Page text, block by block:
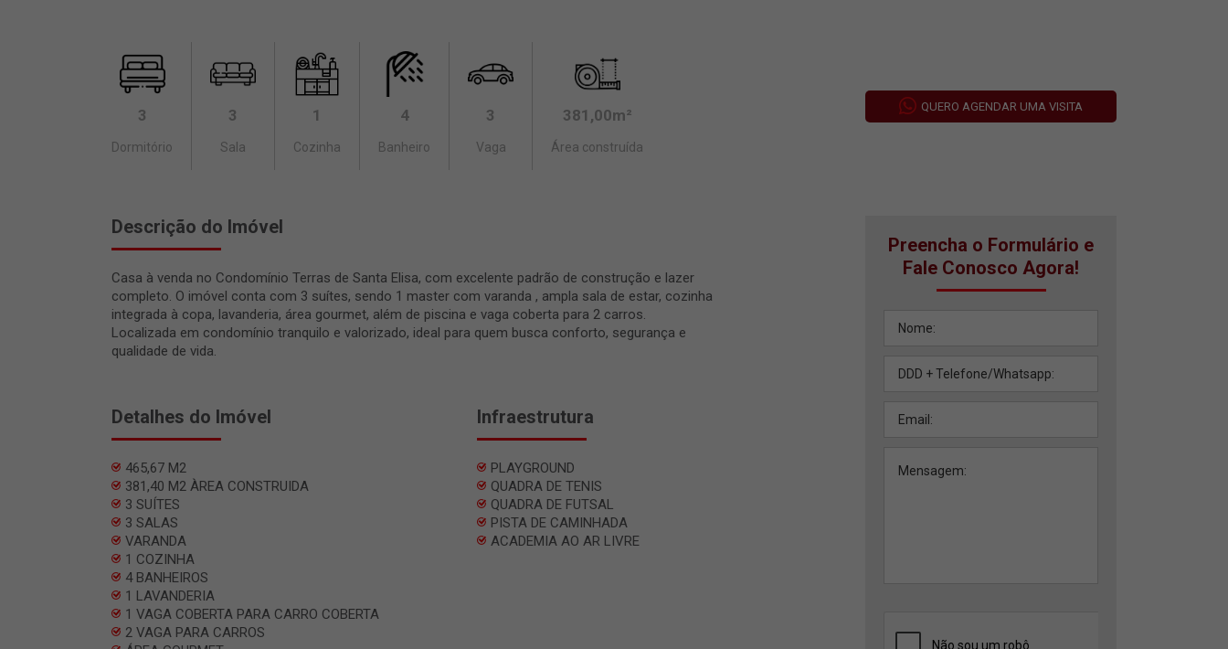
3
Dormitório
3
Sala
1
Cozinha
4
Banheiro
3
Vaga
381,00m²
Área construída
QUERO AGENDAR UMA VISITA
Descrição do Imóvel
Casa à venda no Condomínio Terras de Santa Elisa, com excelente padrão de construção e lazer
completo. O imóvel conta com 3 suítes, sendo 1 master com varanda , ampla sala de estar, cozinha
integrada à copa, lavanderia, área gourmet, além de piscina e vaga coberta para 2 carros.
Localizada em condomínio tranquilo e valorizado, ideal para quem busca conforto, segurança e
qualidade de vida.
Detalhes do Imóvel
465,67 M2
381,40 M2 ÀREA CONSTRUIDA
3 SUÍTES
3 SALAS
VARANDA
1 COZINHA
4 BANHEIROS
1 LAVANDERIA
1 VAGA COBERTA PARA CARRO COBERTA
2 VAGA PARA CARROS
Infraestrutura
PLAYGROUND
QUADRA DE TENIS
QUADRA DE FUTSAL
PISTA DE CAMINHADA
ACADEMIA AO AR LIVRE
Preencha o Formulário e
Fale Conosco Agora!